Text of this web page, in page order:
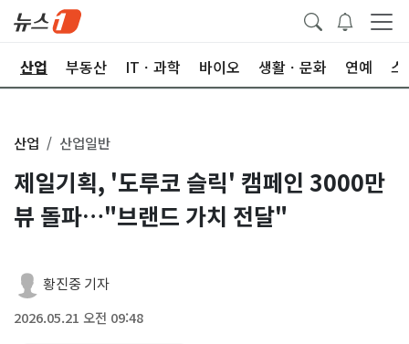
산업 부동산 ITㆍ과학 바이오 생활ㆍ문화 연예 스
산업 산업일반
제일기획, '도루코 슬릭' 캠페인 3000만
뷰 돌파…"브랜드 가치 전달"
황진중 기자
2026.05.21 오전 09:48